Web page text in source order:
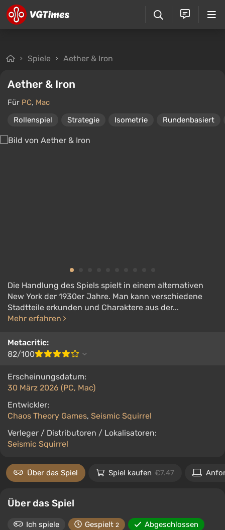
Spiele Aether & Iron
Aether & Iron
Für PC, Mac
Rollenspiel
Strategie Isometrie Rundenbasiert
Die Handlung des Spiels spielt in einem alternativen
New York der 1930er Jahre. Man kann verschiedene
Stadtteile erkunden und Charaktere aus der...
Mehr erfahren
Metacritic:
82/100
Erscheinungsdatum:
30 März 2026 (PC, Mac)
Entwickler:
Chaos Theory Games, Seismic Squirrel
Verleger / Distributoren / Lokalisatoren:
Seismic Squirrel
Über das Spiel Spiel kaufen €7.47
Über das Spiel
Ich spiele Gespielt 2 Abgeschlossen